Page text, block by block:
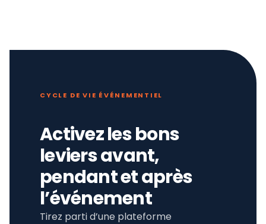
CYCLE DE VIE ÉVÉNEMENTIEL
Activez les bons
leviers avant,
pendant et après
l’événement
Tirez parti d’une plateforme